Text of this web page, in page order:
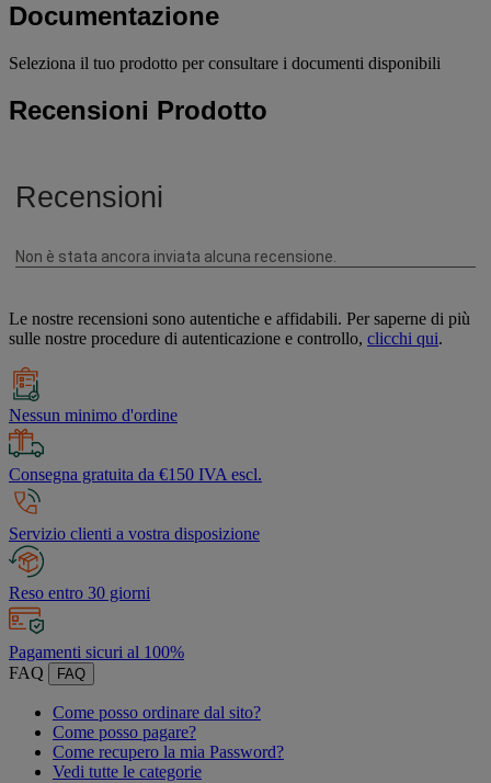
Documentazione
Seleziona il tuo prodotto per consultare i documenti disponibili
Recensioni Prodotto
Le nostre recensioni sono autentiche e affidabili. Per saperne di più
sulle nostre procedure di autenticazione e controllo, clicchi qui.
Nessun minimo d'ordine
Consegna gratuita da €150 IVA escl.
Servizio clienti a vostra disposizione
Reso entro 30 giorni
Pagamenti sicuri al 100%
FAQ
FAQ
Come posso ordinare dal sito?
Come posso pagare?
Come recupero la mia Password?
Vedi tutte le categorie